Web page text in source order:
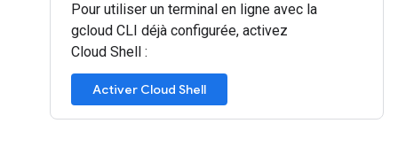
Pour utiliser un terminal en ligne avec la
gcloud CLI déjà configurée, activez
Cloud Shell :
Activer Cloud Shell